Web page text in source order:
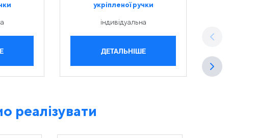
укріпленої ручки
індивідуальна
ДЕТАЛЬНІШЕ
реалізувати